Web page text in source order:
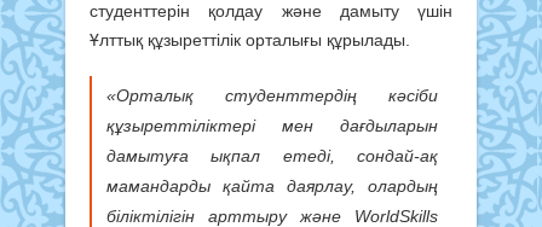
студенттерін қолдау және дамыту үшін
Ұлттық құзыреттілік орталығы құрылады.
«Орталық студенттердің кәсіби
құзыреттіліктері мен дағдыларын
дамытуға ықпал етеді, сондай-ақ
мамандарды қайта даярлау, олардың
біліктілігін арттыру және WorldSkills